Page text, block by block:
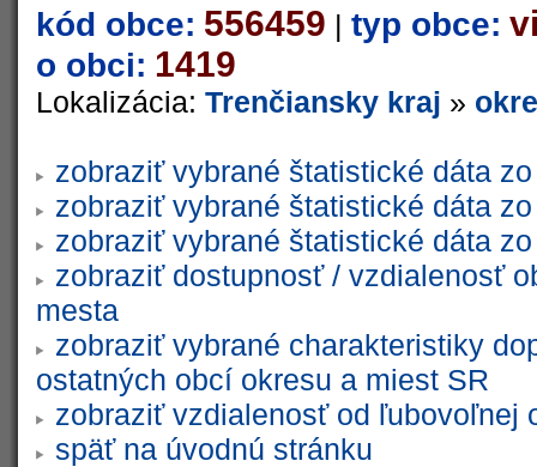
kód obce: 556459 | typ obce:
o obci: 1419
Lokalizácia: Trenčiansky kraj »
zobraziť vybrané štatistické dáta
zobraziť vybrané štatistické dáta
zobraziť vybrané štatistické dáta
zobraziť dostupnosť / vzdialenosť
mesta
zobraziť vybrané charakteristiky
ostatných obcí okresu a miest SR
zobraziť vzdialenosť od ľubovoľnej
späť na úvodnú stránku